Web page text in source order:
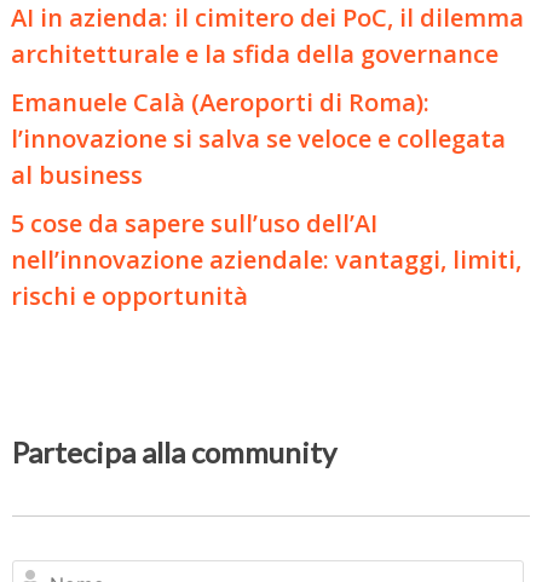
AI in azienda: il cimitero dei PoC, il dilemma
architetturale e la sfida della governance
Emanuele Calà (Aeroporti di Roma):
l’innovazione si salva se veloce e collegata
al business
5 cose da sapere sull’uso dell’AI
nell’innovazione aziendale: vantaggi, limiti,
rischi e opportunità
Partecipa alla community